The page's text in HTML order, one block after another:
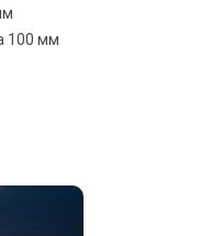
100 мм